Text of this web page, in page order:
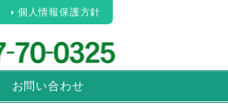
個人情報保護方針
お問い合わせ